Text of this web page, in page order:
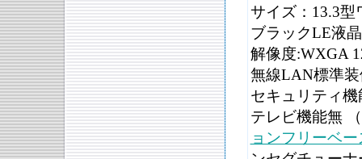
サイズ：13.3型
ブラックLE液
解像度:WXGA
無線LAN標準
セキュリティ
テレビ機能無
ョンフリーベ